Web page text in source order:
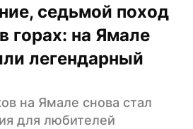
седьмой поход
горах: на Ямале
легендарный
на Ямале снова стал
для любителей